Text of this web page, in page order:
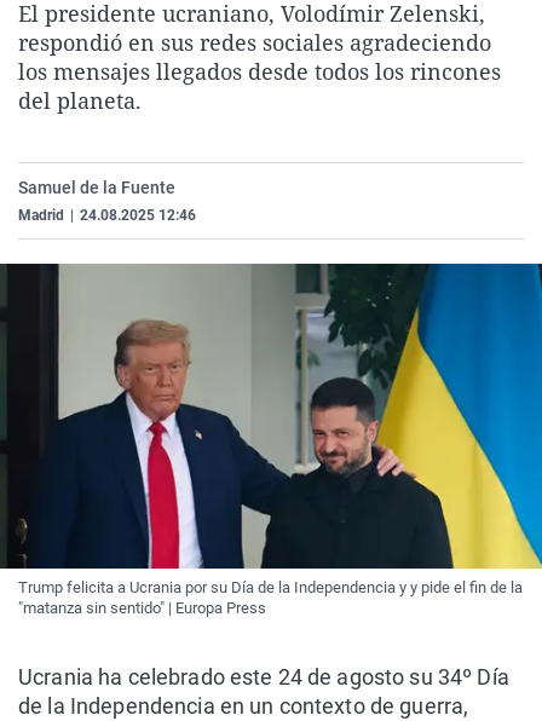
La rosa de los vientos
Gente viajera
Caso
Retornados
Extremadura
Galicia
Virales
Televisión
El presidente ucraniano, Volodímir Zelenski,
respondió en sus redes sociales agradeciendo
los mensajes llegados desde todos los rincones
del planeta.
Samuel de la Fuente
Madrid 24.08.2025 12:46
Trump felicita a Ucrania por su Día de la Independencia y y pide el fin de la
"matanza sin sentido" | Europa Press
Ucrania ha celebrado este 24 de agosto su 34º Día
de la Independencia en un contexto de guerra,